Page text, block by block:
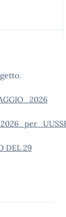
DEL 29